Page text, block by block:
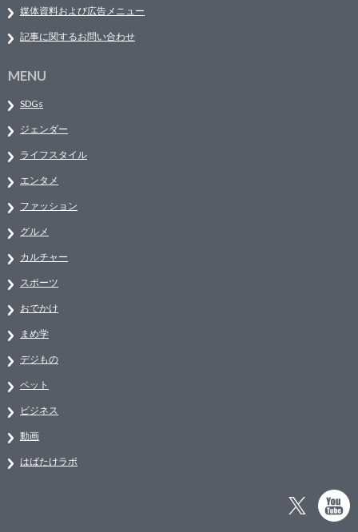
媒体資料および広告メニュー
記事に関するお問い合わせ
MENU
SDGs
ジェンダー
ライフスタイル
エンタメ
ファッション
グルメ
カルチャー
スポーツ
おでかけ
まめ学
デジもの
ペット
ビジネス
動画
はばたけラボ